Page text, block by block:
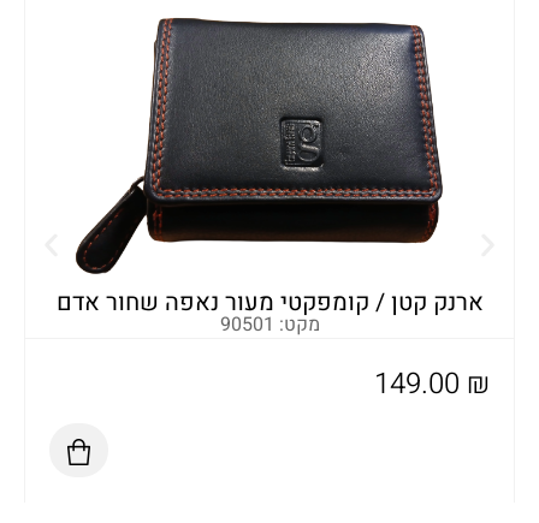
ארנק קטן / קומפקטי מעור נאפה שחור אדם
מקט: 90501
149.00 ₪